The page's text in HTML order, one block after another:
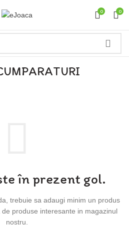
0 0
în prezent gol.
trebuie sa adaugi minim un produs
produse interesante in magazinul
nostru.